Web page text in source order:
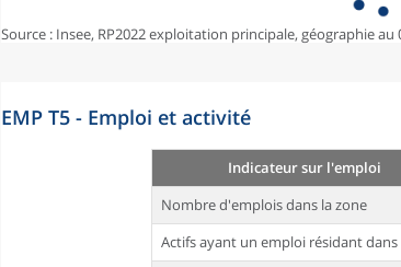
Source : Insee, RP2022 exploitation principale, géographie au
EMP T5 - Emploi et activité
Indicateur sur l'emploi
Nombre d'emplois dans la zone
Actifs ayant un emploi résidant dans